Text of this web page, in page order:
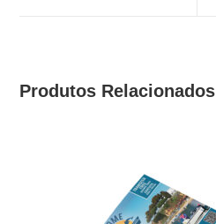
Produtos Relacionados